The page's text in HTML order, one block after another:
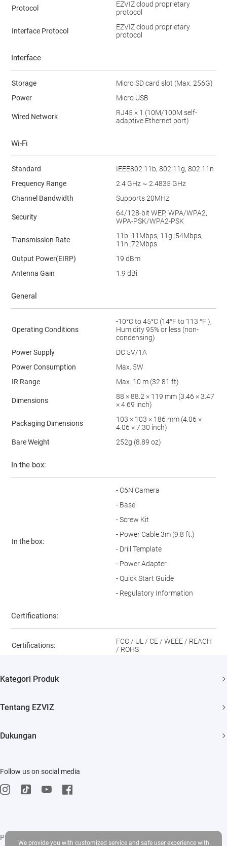
Protocol
EZVIZ cloud proprietary
protocol
Interface Protocol
EZVIZ cloud proprietary
protocol
Interface
Storage
Micro SD card slot (Max. 256G)
Power
Micro USB
Wired Network
RJ45 × 1 (10M/100M self-
adaptive Ethernet port)
Wi-Fi
Standard
IEEE802.11b, 802.11g, 802.11n
Frequency Range
2.4 GHz ~ 2.4835 GHz
Channel Bandwidth
Supports 20MHz
Security
64/128-bit WEP, WPA/WPA2,
WPA-PSK/WPA2-PSK
Transmission Rate
11b: 11Mbps, 11g :54Mbps,
11n :72Mbps
Output Power(EIRP)
19 dBm
Antenna Gain
1.9 dBi
General
Operating Conditions
-10°C to 45°C (14°F to 113 °F ),
Humidity 95% or less (non-
condensing)
Power Supply
DC 5V/1A
Power Consumption
Max. 5W
IR Range
Max. 10 m (32.81 ft)
Dimensions
88 × 88.2 × 119 mm (3.46 × 3.47
× 4.69 inch)
Packaging Dimensions
103 × 103 × 186 mm (4.06 ×
4.06 × 7.30 inch)
Bare Weight
252g (8.89 oz)
In the box:
In the box:
- C6N Camera
- Base
- Screw Kit
- Power Cable 3m (9.8 ft.)
- Drill Template
- Power Adapter
- Quick Start Guide
- Regulatory Information
Certifications:
Certifications:
FCC / UL / CE / WEEE / REACH
/ ROHS
Kategori Produk
Tentang EZVIZ
Ruang berita
Trust Center
Dukungan
Events
Influencer Program
Follow us on social media
Privacy Policy
We provide you with customized service and safe user experience with